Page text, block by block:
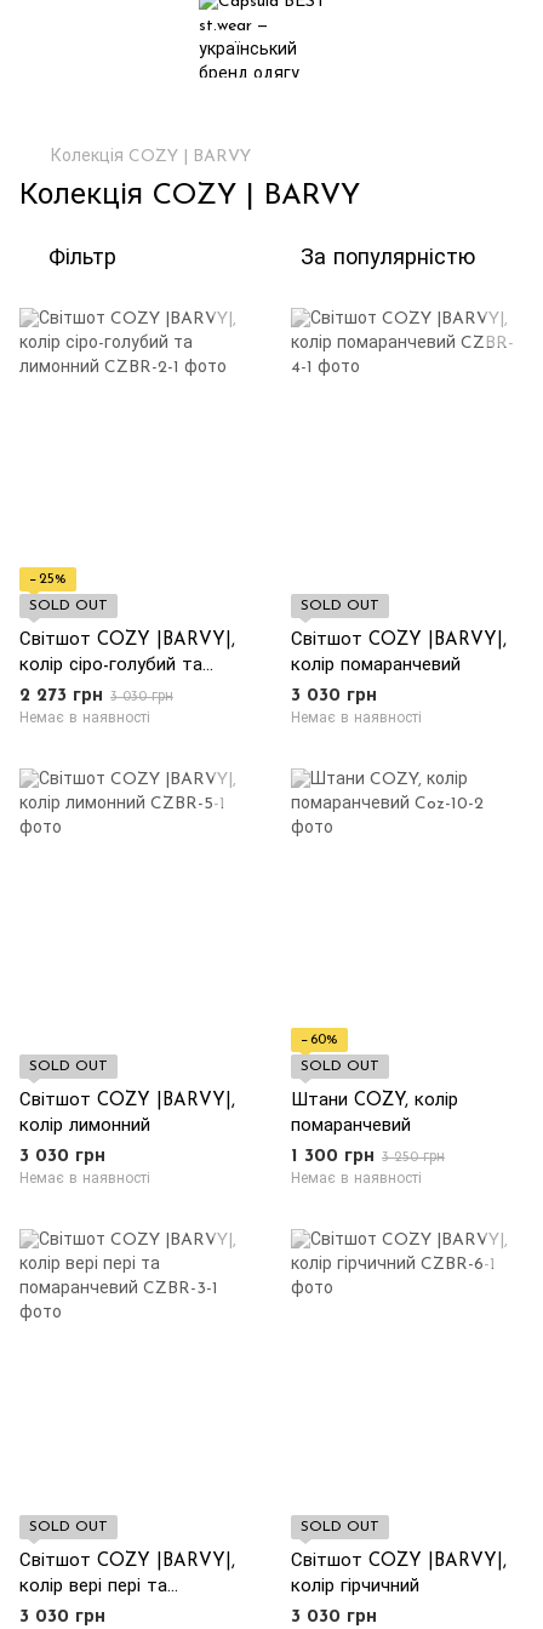
Колекція COZY | BARVY
Колекція COZY | BARVY
Фільтр За популярністю
−25%
SOLD OUT
Світшот COZY |BARVY|,
колір сіро-голубий та
лимонний
2 273 грн 3 030 грн
Немає в наявності
SOLD OUT
Світшот COZY |BARVY|,
колір помаранчевий
3 030 грн
Немає в наявності
SOLD OUT
Світшот COZY |BARVY|,
колір лимонний
3 030 грн
Немає в наявності
−60%
SOLD OUT
Штани COZY, колір
помаранчевий
1 300 грн 3 250 грн
Немає в наявності
SOLD OUT
Світшот COZY |BARVY|,
колір вері пері та
помаранчевий
3 030 грн
SOLD OUT
Світшот COZY |BARVY|,
колір гірчичний
3 030 грн